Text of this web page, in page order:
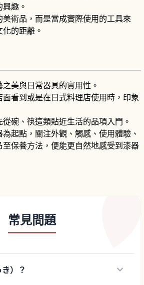
趣。
術品，而是當成實際使用的工具來
的距離。
美與日常器具的實用性。
看到或是在日式料理店使用時，印象
碗、筷這類貼近生活的品項入門。
起點，關注外觀、觸感、使用體驗、
保養方法，便能更自然地感受到漆器
常見問題
）？ keyboard_arrow_down